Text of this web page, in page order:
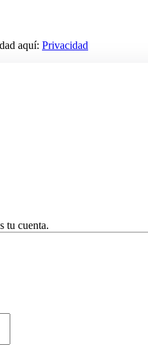
aquí: Privacidad
tu cuenta.